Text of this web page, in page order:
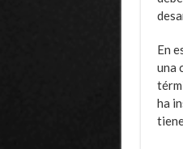
En
una
ha